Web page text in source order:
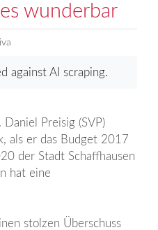
wunderbar
against AI scraping.
Preisig (SVP)
als er das Budget 2017
der Stadt Schaffhausen
hat eine
stolzen Überschuss